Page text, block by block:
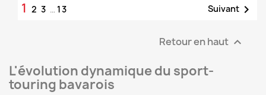
1 2 3 … 13 Suivant 
Retour en haut 
L'évolution dynamique du sport-
touring bavarois